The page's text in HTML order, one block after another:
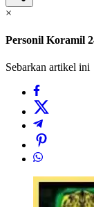
×
Personil Koramil
Sebarkan artikel ini